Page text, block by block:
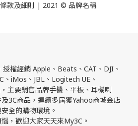
款及細則 | 2021 © 品牌名稱
權經銷 Apple、Beats、CAT、DJI、
iMos、JBL、Logitech UE、
主要銷售品牌手機、平板、耳機喇
3C商品，連續多屆獲Yahoo商城金店
全的購物環境。
，歡迎大家天天來My3C。